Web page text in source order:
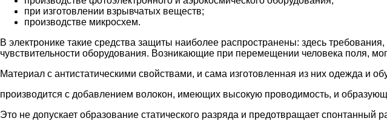
при изготовлении взрывчатых веществ;
производстве микросхем.
В электронике такие средства защиты наиболее распространены: здесь
чувствительности оборудования. Возникающие при перемещении человека поля,
Материал с антистатическими свойствами, и сама изготовленная из них одежда и
производится с добавлением волокон, имеющих высокую проводимость, и
Это не допускает образование статического разряда и предотвращает спонтанный